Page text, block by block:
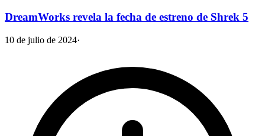
DreamWorks revela la fecha de estreno de Shrek 5
10 de julio de 2024·